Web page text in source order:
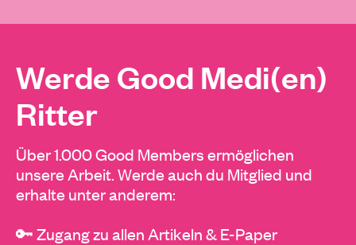
Werde Good Medi(en)
Ritter
Über 1.000 Good Members ermöglichen
unsere Arbeit. Werde auch du Mitglied und
erhalte unter anderem:
🔑 Zugang zu allen Artikeln & E-Paper